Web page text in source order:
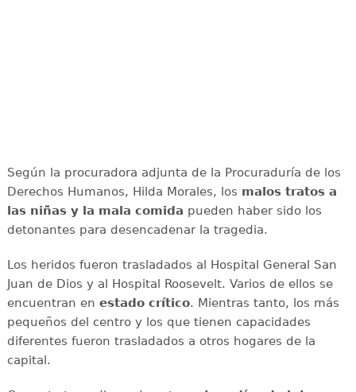
Según la procuradora adjunta de la Procuraduría de los
Derechos Humanos, Hilda Morales, los malos tratos a
las niñas y la mala comida pueden haber sido los
detonantes para desencadenar la tragedia.
Los heridos fueron trasladados al Hospital General San
Juan de Dios y al Hospital Roosevelt. Varios de ellos se
encuentran en estado crítico. Mientras tanto, los más
pequeños del centro y los que tienen capacidades
diferentes fueron trasladados a otros hogares de la
capital.